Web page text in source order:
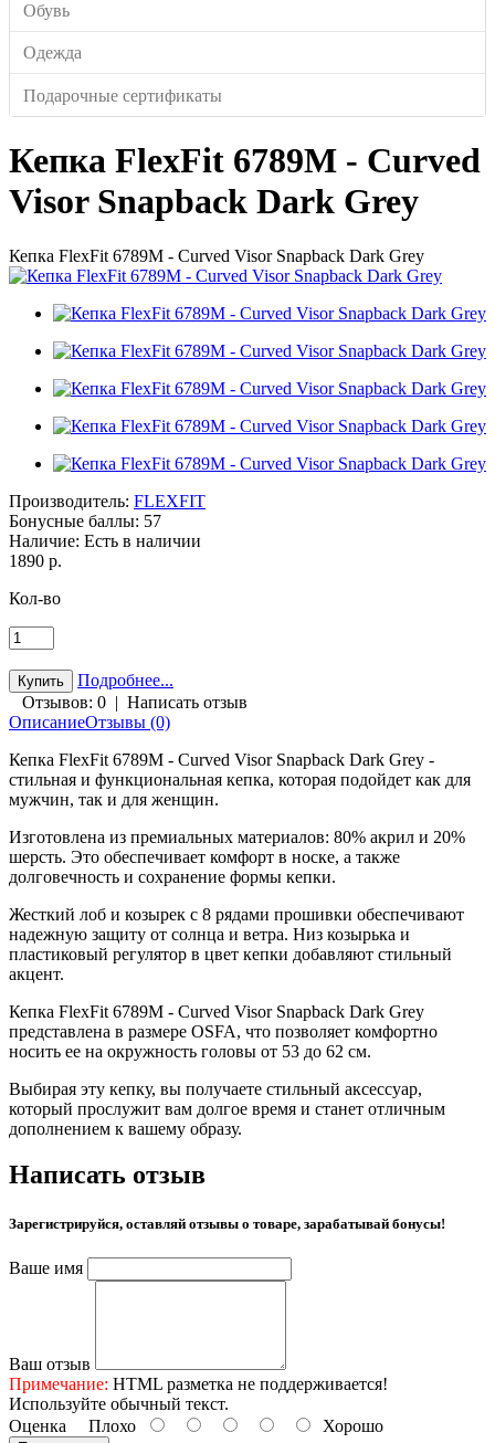
Обувь
Одежда
Подарочные сертификаты
Кепка FlexFit 6789M - Curved
Visor Snapback Dark Grey
Кепка FlexFit 6789M - Curved Visor Snapback Dark Grey
Производитель: FLEXFIT
Бонусные баллы: 57
Наличие: Есть в наличии
1890 р.
Кол-во
Подробнее...
Отзывов: 0 | Написать отзыв
ОписаниеОтзывы (0)
Кепка FlexFit 6789M - Curved Visor Snapback Dark Grey -
стильная и функциональная кепка, которая подойдет как для
мужчин, так и для женщин.
Изготовлена из премиальных материалов: 80% акрил и 20%
шерсть. Это обеспечивает комфорт в носке, а также
долговечность и сохранение формы кепки.
Жесткий лоб и козырек с 8 рядами прошивки обеспечивают
надежную защиту от солнца и ветра. Низ козырька и
пластиковый регулятор в цвет кепки добавляют стильный
акцент.
Кепка FlexFit 6789M - Curved Visor Snapback Dark Grey
представлена в размере OSFA, что позволяет комфортно
носить ее на окружность головы от 53 до 62 см.
Выбирая эту кепку, вы получаете стильный аксессуар,
который прослужит вам долгое время и станет отличным
дополнением к вашему образу.
Написать отзыв
Зарегистрируйся, оставляй отзывы о товаре, зарабатывай бонусы!
Ваше имя
Ваш отзыв
Примечание: HTML разметка не поддерживается!
Используйте обычный текст.
Оценка Плохо Хорошо